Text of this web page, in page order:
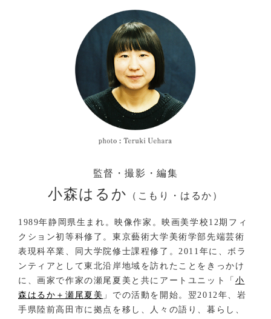
監督・撮影・編集
小森はるか （こもり・はるか）
1989年静岡県生まれ。映像作家。映画美学校12期フィ
クション初等科修了。東京藝術大学美術学部先端芸術
表現科卒業、同大学院修士課程修了。2011年に、ボラ
ンティアとして東北沿岸地域を訪れたことをきっかけ
に、画家で作家の瀬尾夏美と共にアートユニット「 小
森はるか＋瀬尾夏美 」での活動を開始。翌2012年、岩
手県陸前高田市に拠点を移し、人々の語り、暮らし、